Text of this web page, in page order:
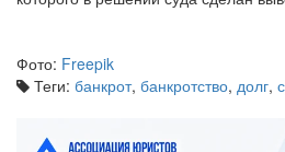
Фото: Freepik
Теги: банкрот, банкротство, долг,